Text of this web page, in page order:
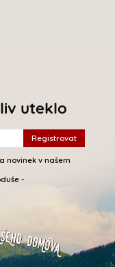
uteklo
novinek v našem
-